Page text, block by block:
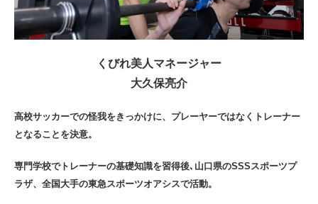
くびれ美人マネージャー
大久保亮介
高校サッカーでの怪我をきっかけに、プレーヤーではなくトレーナー
となることを決意。
専門学校でトレーナーの基礎知識を習得後､山口県のSSSスポーツプ
ラザ、全国大手の東急スポーツオアシスで活動。